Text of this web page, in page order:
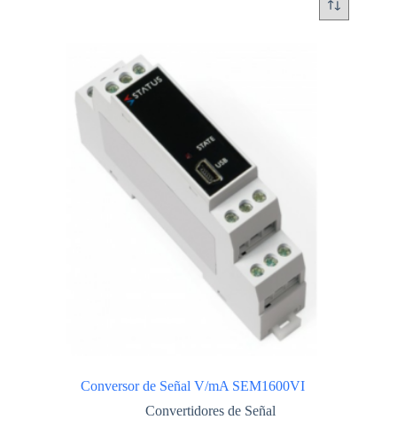
Conversor de Señal V/mA SEM1600VI
Convertidores de Señal